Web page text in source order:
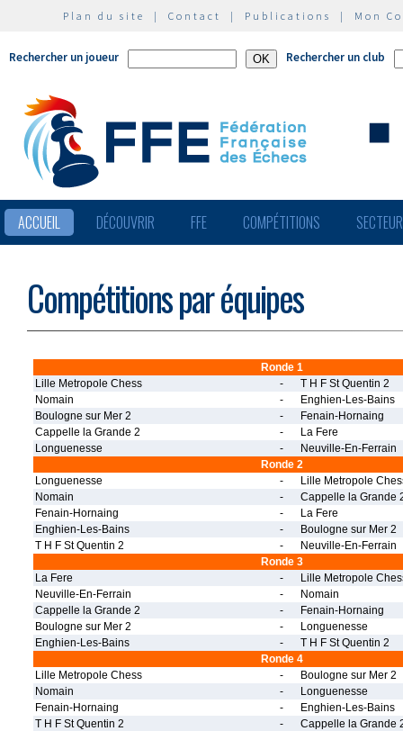
Plan du site | Contact | Publications | Mon
Rechercher un joueur Rechercher un club
ACCUEIL DÉCOUVRIR FFE COMPÉTITIONS
Compétitions par équipes
Ronde 1
Lille Metropole Chess
-
T H F St Quentin 2
Nomain
-
Enghien-Les-Bains
Boulogne sur Mer 2
-
Fenain-Hornaing
Cappelle la Grande 2
-
La Fere
Longuenesse
-
Neuville-En-Ferrain
Ronde 2
Longuenesse
-
Lille Metropole
Nomain
-
Cappelle la Grande
Fenain-Hornaing
-
La Fere
Enghien-Les-Bains
-
Boulogne sur Mer 2
T H F St Quentin 2
-
Neuville-En-Ferrain
Ronde 3
La Fere
-
Lille Metropole
Neuville-En-Ferrain
-
Nomain
Cappelle la Grande 2
-
Fenain-Hornaing
Boulogne sur Mer 2
-
Longuenesse
Enghien-Les-Bains
-
T H F St Quentin 2
Ronde 4
Lille Metropole Chess
-
Boulogne sur Mer 2
Nomain
-
Longuenesse
Fenain-Hornaing
-
Enghien-Les-Bains
T H F St Quentin 2
-
Cappelle la Grande